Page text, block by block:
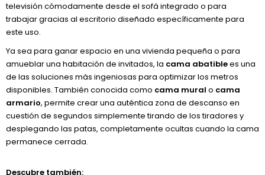
televisión cómodamente desde el sofá integrado o para
trabajar gracias al escritorio diseñado específicamente para
este uso.
Ya sea para ganar espacio en una vivienda pequeña o para
amueblar una habitación de invitados, la cama abatiblees una
de las soluciones más ingeniosas para optimizar los metros
disponibles. También conocida como cama mural o cama
armario, permite crear una auténtica zona de descanso en
cuestión de segundos simplemente tirando de los tiradores y
desplegando las patas, completamente ocultas cuando la cama
permanece cerrada.
Descubre también: